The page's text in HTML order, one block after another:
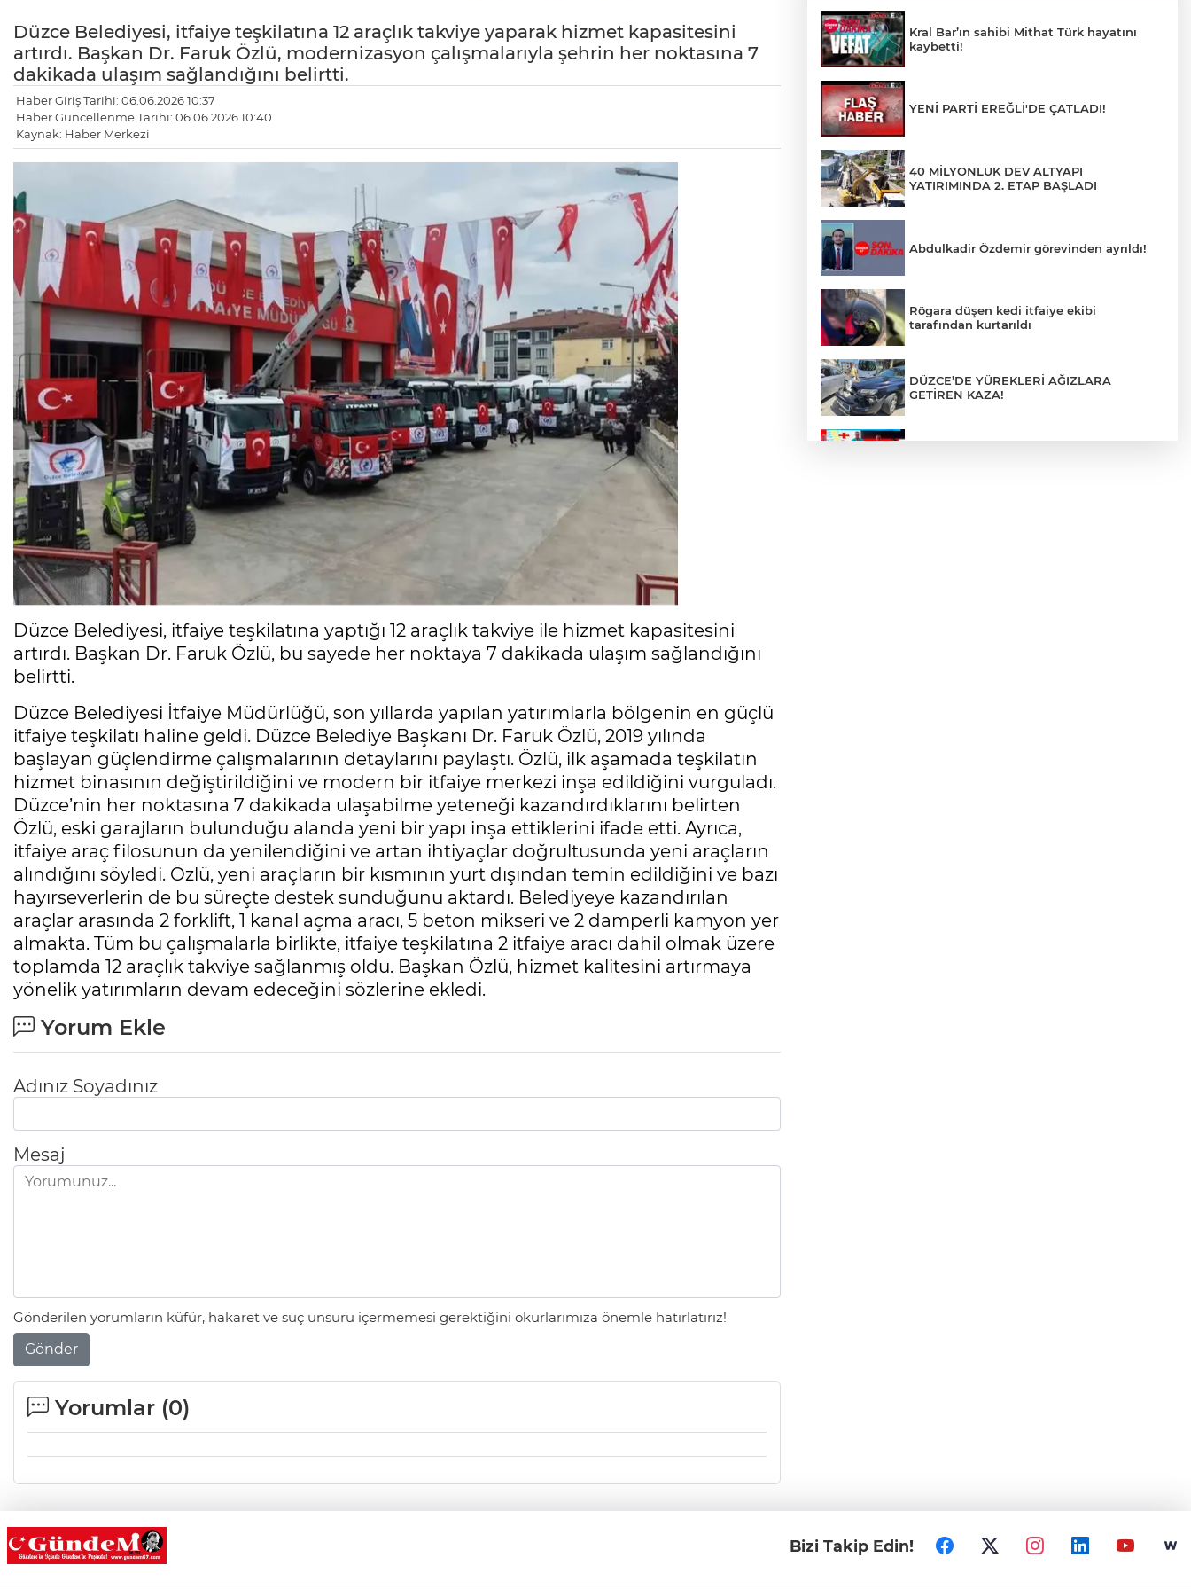
Düzce Belediyesi, itfaiye teşkilatına 12 araçlık takviye yaparak hizmet kapasitesini
artırdı. Başkan Dr. Faruk Özlü, modernizasyon çalışmalarıyla şehrin her noktasına 7
dakikada ulaşım sağlandığını belirtti.
Haber Giriş Tarihi: 06.06.2026 10:37
Haber Güncellenme Tarihi: 06.06.2026 10:40
Kaynak: Haber Merkezi
Düzce Belediyesi, itfaiye teşkilatına yaptığı 12 araçlık takviye ile hizmet kapasitesini
artırdı. Başkan Dr. Faruk Özlü, bu sayede her noktaya 7 dakikada ulaşım sağlandığını
belirtti.
Düzce Belediyesi İtfaiye Müdürlüğü, son yıllarda yapılan yatırımlarla bölgenin en güçlü
itfaiye teşkilatı haline geldi. Düzce Belediye Başkanı Dr. Faruk Özlü, 2019 yılında
başlayan güçlendirme çalışmalarının detaylarını paylaştı. Özlü, ilk aşamada teşkilatın
hizmet binasının değiştirildiğini ve modern bir itfaiye merkezi inşa edildiğini vurguladı.
Düzce’nin her noktasına 7 dakikada ulaşabilme yeteneği kazandırdıklarını belirten
Özlü, eski garajların bulunduğu alanda yeni bir yapı inşa ettiklerini ifade etti. Ayrıca,
itfaiye araç filosunun da yenilendiğini ve artan ihtiyaçlar doğrultusunda yeni araçların
alındığını söyledi. Özlü, yeni araçların bir kısmının yurt dışından temin edildiğini ve bazı
hayırseverlerin de bu süreçte destek sunduğunu aktardı. Belediyeye kazandırılan
araçlar arasında 2 forklift, 1 kanal açma aracı, 5 beton mikseri ve 2 damperli kamyon yer
almakta. Tüm bu çalışmalarla birlikte, itfaiye teşkilatına 2 itfaiye aracı dahil olmak üzere
toplamda 12 araçlık takviye sağlanmış oldu. Başkan Özlü, hizmet kalitesini artırmaya
yönelik yatırımların devam edeceğini sözlerine ekledi.
Yorum Ekle
Adınız Soyadınız
Mesaj
Gönderilen yorumların küfür, hakaret ve suç unsuru içermemesi gerektiğini okurlarımıza önemle hatırlatırız!
Gönder
Yorumlar (0)
Kral Bar’ın sahibi Mithat Türk hayatını
kaybetti!
YENİ PARTİ EREĞLİ'DE ÇATLADI!
40 MİLYONLUK DEV ALTYAPI
YATIRIMINDA 2. ETAP BAŞLADI
Abdulkadir Özdemir görevinden ayrıldı!
Rögara düşen kedi itfaiye ekibi
tarafından kurtarıldı
DÜZCE’DE YÜREKLERİ AĞIZLARA
GETİREN KAZA!
Bizi Takip Edin!